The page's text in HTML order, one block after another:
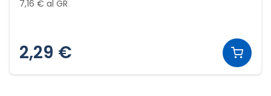
7,16 € al GR
2,29 €